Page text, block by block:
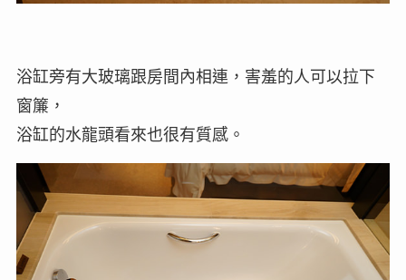
浴缸旁有大玻璃跟房間內相連，害羞的人可以拉下
窗簾，
浴缸的水龍頭看來也很有質感。